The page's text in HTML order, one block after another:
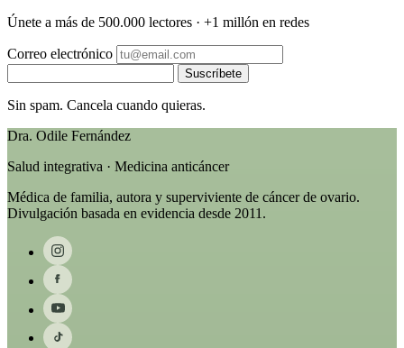
Únete a más de 500.000 lectores · +1 millón en redes
Correo electrónico
Suscríbete
Sin spam. Cancela cuando quieras.
Dra. Odile Fernández
Salud integrativa · Medicina anticáncer
Médica de familia, autora y superviviente de cáncer de ovario.
Divulgación basada en evidencia desde 2011.